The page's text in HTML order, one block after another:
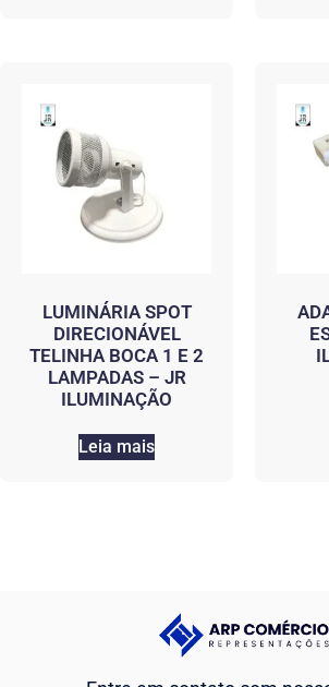
LUMINÁRIA SPOT
DIRECIONÁVEL
TELINHA BOCA 1 E 2
LAMPADAS – JR
ILUMINAÇÃO
Leia mais